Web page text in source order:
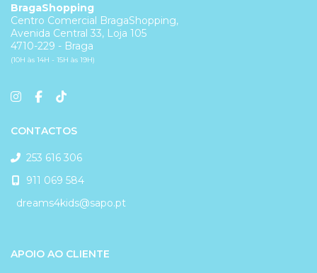
BragaShopping
Centro Comercial BragaShopping,
Avenida Central 33, Loja 105
4710-229 - Braga
(10H às 14H - 15H às 19H)
CONTACTOS
253 616 306
911 069 584
dreams4kids@sapo.pt
APOIO AO CLIENTE